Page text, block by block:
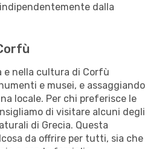
dalla
e nella cultura di Corfù
e musei, e assaggiando
locale. Per chi preferisce le
di visitare alcuni degli
di Grecia. Questa
da offrire per tutti, sia che